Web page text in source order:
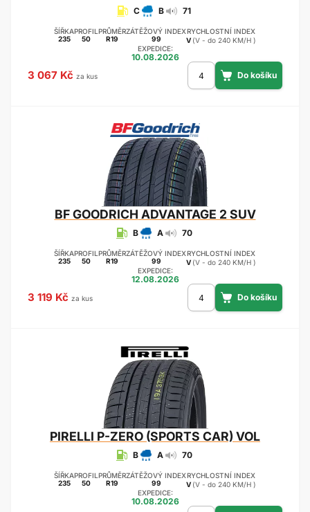
C B 71
ŠÍŘKA
235
PROFIL
50
PRŮMĚR
R19
ZÁTĚŽOVÝ INDEX
99
RYCHLOSTNÍ INDEX
V (V - do 240 KM/H )
EXPEDICE:
10.08.2026
3 067 Kč za kus
BF GOODRICH ADVANTAGE 2 SUV
B A 70
ŠÍŘKA
235
PROFIL
50
PRŮMĚR
R19
ZÁTĚŽOVÝ INDEX
99
RYCHLOSTNÍ INDEX
V (V - do 240 KM/H )
EXPEDICE:
12.08.2026
3 119 Kč za kus
PIRELLI P-ZERO (SPORTS CAR) VOL
B A 70
ŠÍŘKA
235
PROFIL
50
PRŮMĚR
R19
ZÁTĚŽOVÝ INDEX
99
RYCHLOSTNÍ INDEX
V (V - do 240 KM/H )
EXPEDICE:
10.08.2026